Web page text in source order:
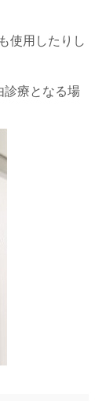
使用したりし
診療となる場